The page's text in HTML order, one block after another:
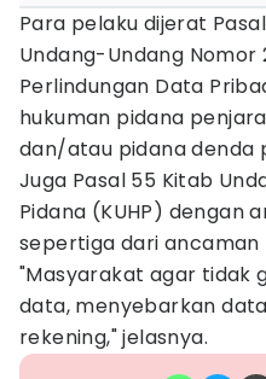
Para pelaku dijerat
Undang-Undang Nomor
Perlindungan Data
hukuman pidana
dan/atau pidana denda
Juga Pasal 55 Kitab
Pidana (KUHP) dengan
sepertiga dari ancaman
"Masyarakat agar tidak
data, menyebarkan
rekening," jelasnya.